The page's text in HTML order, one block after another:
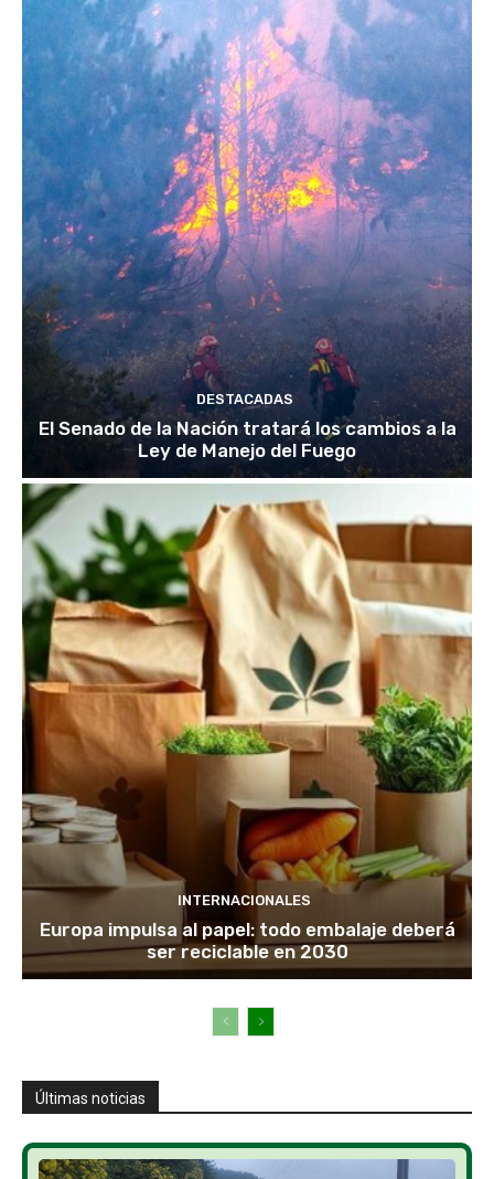
DESTACADAS
El Senado de la Nación tratará los cambios a la
Ley de Manejo del Fuego
INTERNACIONALES
Europa impulsa al papel: todo embalaje deberá
ser reciclable en 2030
Últimas noticias